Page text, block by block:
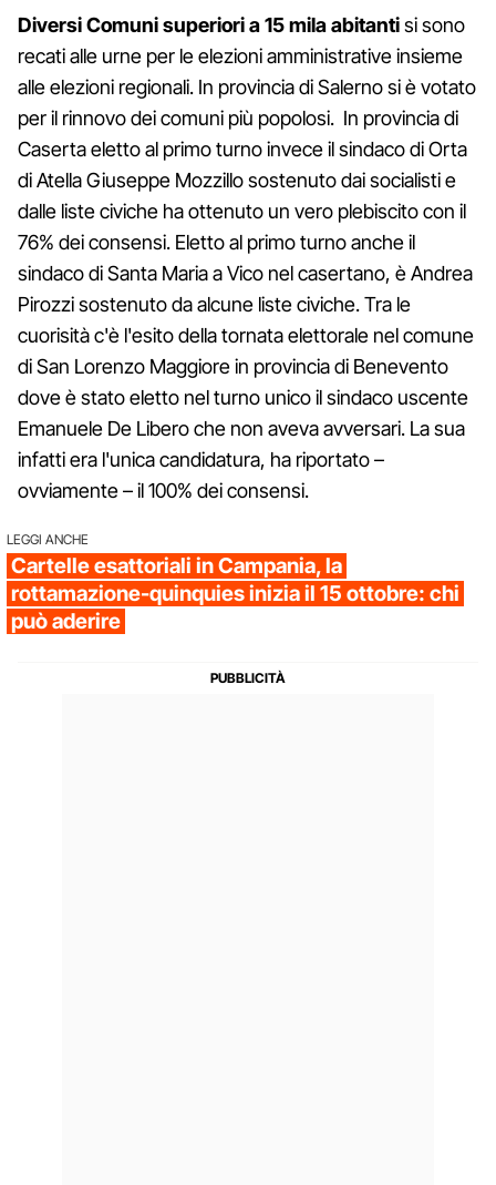
Diversi Comuni superiori a 15 mila abitantisi sono
recati alle urne per le elezioni amministrative insieme
alle elezioni regionali. In provincia di Salerno si è votato
per il rinnovo dei comuni più popolosi. In provincia di
Caserta eletto al primo turno invece il sindaco di Orta
di Atella Giuseppe Mozzillo sostenuto dai socialisti e
dalle liste civiche ha ottenuto un vero plebiscito con il
76% dei consensi. Eletto al primo turno anche il
sindaco di Santa Maria a Vico nel casertano, è Andrea
Pirozzi sostenuto da alcune liste civiche. Tra le
cuorisità c'è l'esito della tornata elettorale nel comune
di San Lorenzo Maggiore in provincia di Benevento
dove è stato eletto nel turno unico il sindaco uscente
Emanuele De Libero che non aveva avversari. La sua
infatti era l'unica candidatura, ha riportato –
ovviamente – il 100% dei consensi.
LEGGI ANCHE
Cartelle esattoriali in Campania, la
rottamazione-quinquies inizia il 15 ottobre: chi
può aderire